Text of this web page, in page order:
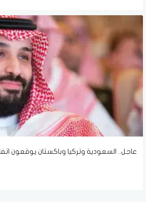
عاجل.. السعودية وتركيا وباكستان يوقعون